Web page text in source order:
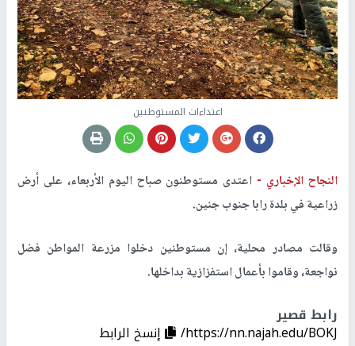
اعتداءات المستوطنين
النجاح الإخباري - اعتدى مستوطنون صباح اليوم الأربعاء، على أرض
زراعية في بلدة رابا جنوب جنين.
وقالت مصادر محلية، إن مستوطنين دخلوا مزرعة المواطن فضل
نواجعة، وقاموا بأعمال استفزازية بداخلها.
رابط قصير
https://nn.najah.edu/BOKJ/
إنسخ الرابط